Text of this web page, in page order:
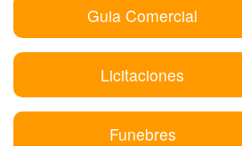
Guia Comercial
Licitaciones
Funebres